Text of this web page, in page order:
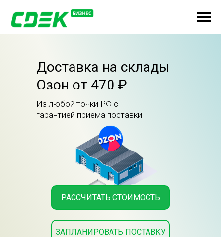
Доставка на склады
Озон от 470 ₽
РАССЧИТАТЬ СТОИМОСТЬ
Из любой точки РФ с
гарантией приема поставки
ЗАПЛАНИРОВАТЬ ПОСТАВКУ